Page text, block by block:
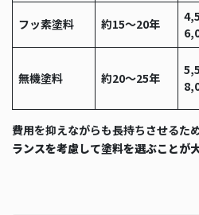
フッ素塗料 約15〜20年
無機塗料 約20〜25年
費用を抑えながらも長持ちさせるため
ランスを考慮して塗料を選ぶことが